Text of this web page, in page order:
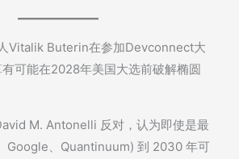
Vitalik Buterin在参加Devconnect大
可能在2028年美国大选前破解椭圆
M. Antonelli 反对，认为即使是最
Google、Quantinuum) 到 2030 年可